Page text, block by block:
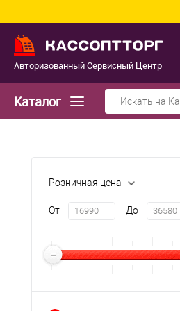
Авторизованный Сервисный Центр
Каталог
Розничная цена
От До